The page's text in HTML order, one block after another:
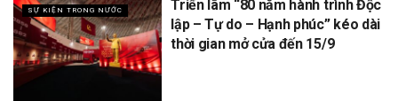
SỰ KIỆN TRONG NƯỚC
Triển lãm “80 năm hành trình Độc
lập – Tự do – Hạnh phúc” kéo dài
thời gian mở cửa đến 15/9